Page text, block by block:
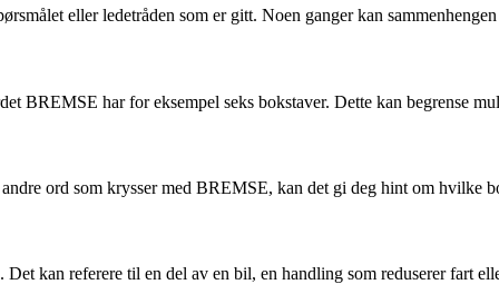
eller ledetråden som er gitt. Noen ganger kan
BREMSE har for eksempel seks bokstaver. Dette kan begrense
ord som krysser med BREMSE, kan det gi deg hint om hvilke
kan referere til en del av en bil, en handling som reduserer fart